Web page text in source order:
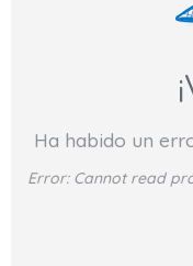
Ha habido un
Error: Cannot read